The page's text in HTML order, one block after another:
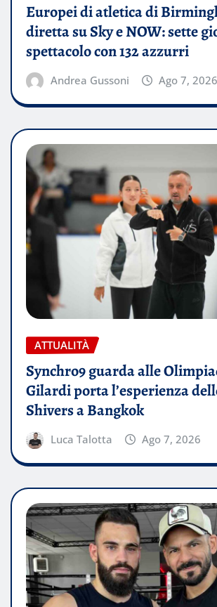
Europei di atletica di
diretta su Sky e NOW: sette
spettacolo con 132 azzurri
Andrea Gussoni Ago 7, 2026
ATTUALITÀ
Synchro9 guarda alle
Gilardi porta l’esperienza
Shivers a Bangkok
Luca Talotta Ago 7, 2026